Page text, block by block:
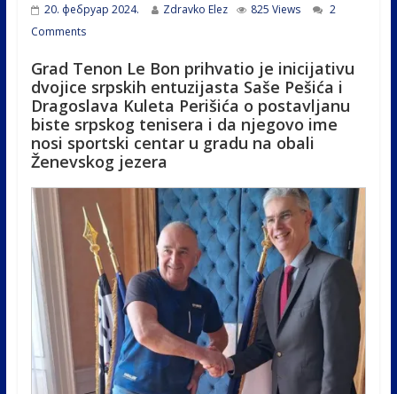
20. фебруар 2024. Zdravko Elez 825 Views
2
Comments
Grad Tenon Le Bon prihvatio je inicijativu
dvojice srpskih entuzijasta Saše Pešića i
Dragoslava Kuleta Perišića o postavljanu
biste srpskog tenisera i da njegovo ime
nosi sportski centar u gradu na obali
Ženevskog jezera